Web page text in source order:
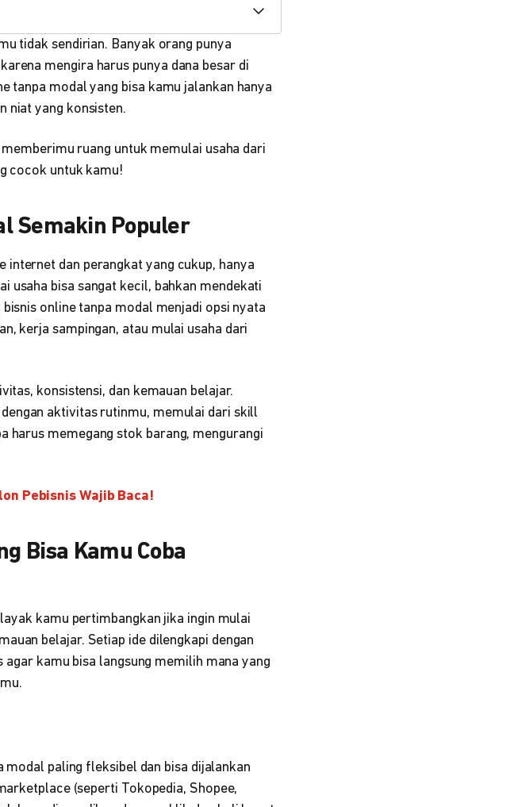
tidak sendirian. Banyak orang punya
mengira harus punya dana besar di
tanpa modal yang bisa kamu jalankan hanya
niat yang konsisten.
ruang untuk memulai usaha dari
cocok untuk kamu!
Semakin Populer
internet dan perangkat yang cukup, hanya
usaha bisa sangat kecil, bahkan mendekati
online tanpa modal menjadi opsi nyata
kerja sampingan, atau mulai usaha dari
konsistensi, dan kemauan belajar.
aktivitas rutinmu, memulai dari skill
harus memegang stok barang, mengurangi
Pebisnis Wajib Baca!
Bisa Kamu Coba
kamu pertimbangkan jika ingin mulai
belajar. Setiap ide dilengkapi dengan
kamu bisa langsung memilih mana yang
modal paling fleksibel dan bisa dijalankan
(seperti Tokopedia, Shopee,